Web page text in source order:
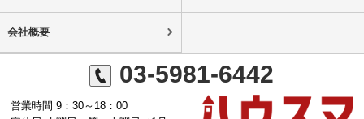
会社概要
03-5981-6442
営業時間 9：30～18：00